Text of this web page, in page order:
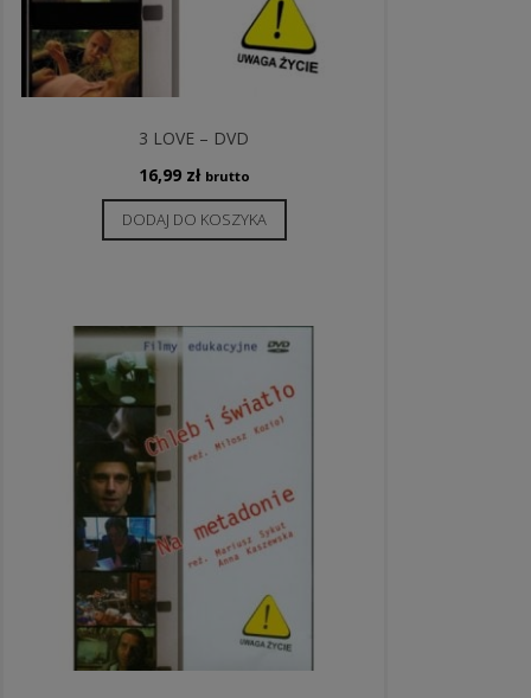
3 LOVE – DVD
16,99 zł brutto
DODAJ DO KOSZYKA